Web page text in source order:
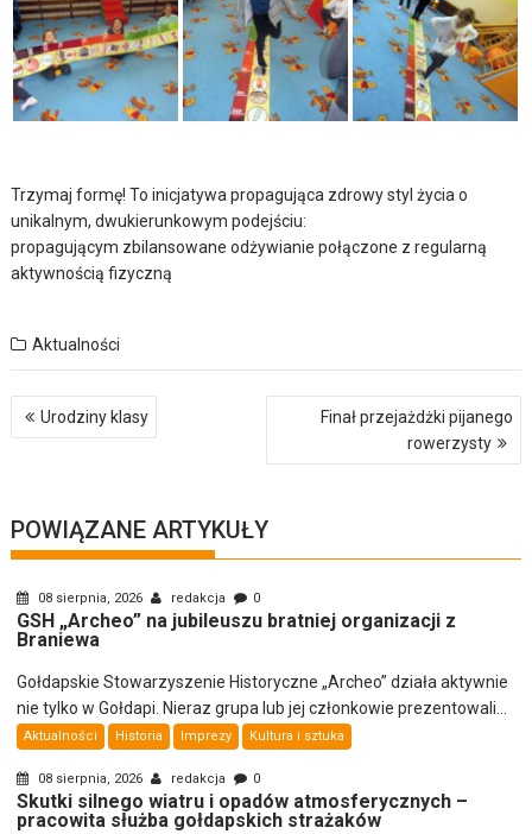
Trzymaj formę! To inicjatywa propagująca zdrowy styl życia o
unikalnym, dwukierunkowym podejściu:
propagującym zbilansowane odżywianie połączone z regularną
aktywnością fizyczną
Aktualności
Nawigacja
wpisuUrodziny klasy
Finał przejażdżki pijanego
rowerzysty
POWIĄZANE ARTYKUŁY
08 sierpnia, 2026 redakcja 0
GSH „Archeo” na jubileuszu bratniej organizacji z
Braniewa
Gołdapskie Stowarzyszenie Historyczne „Archeo” działa aktywnie
nie tylko w Gołdapi. Nieraz grupa lub jej członkowie prezentowali...
Aktualności Historia Imprezy Kultura i sztuka
08 sierpnia, 2026 redakcja 0
Skutki silnego wiatru i opadów atmosferycznych –
pracowita służba gołdapskich strażaków